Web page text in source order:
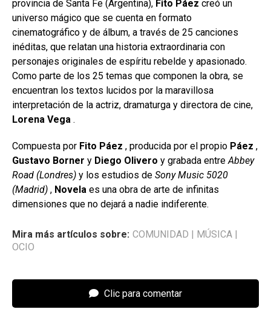
provincia de Santa Fe (Argentina), Fito Páez creó un
universo mágico que se cuenta en formato
cinematográfico y de álbum, a través de 25 canciones
inéditas, que relatan una historia extraordinaria con
personajes originales de espíritu rebelde y apasionado.
Como parte de los 25 temas que componen la obra, se
encuentran los textos lucidos por la maravillosa
interpretación de la actriz, dramaturga y directora de cine,
Lorena Vega .
Compuesta por Fito Páez , producida por el propio Páez ,
Gustavo Borner y Diego Olivero y grabada entreAbbey
Road (Londres) y los estudios de Sony Music 5020
(Madrid) , Novela es una obra de arte de infinitas
dimensiones que no dejará a nadie indiferente.
Mira más artículos sobre: COMUNIDAD | MÚSICA |
OCIO
Clic para comentar